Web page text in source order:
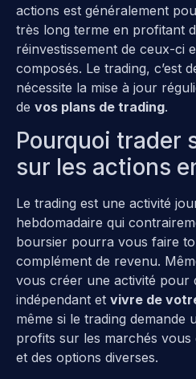
actions est généralement
très long terme en profitant
réinvestissement de ceux-ci
composés. Le trading, c’est
nécessite la mise à jour
de vos plans de trading.
Pourquoi trader
sur les actions
Le trading est une activité
hebdomadaire qui
boursier pourra vous faire
complément de revenu.
vous créer une activité pour
indépendant et vivre de
même si le trading demande
profits sur les marchés vous
et des options diverses.